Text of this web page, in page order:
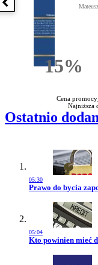
Poprzednia książka
15%
Cena
Najniższa
Ostatnio
05:30
Przejdź do artykułu:
Prawo do bycia
05:04
Przejdź do artykułu:
Kto powinien mieć